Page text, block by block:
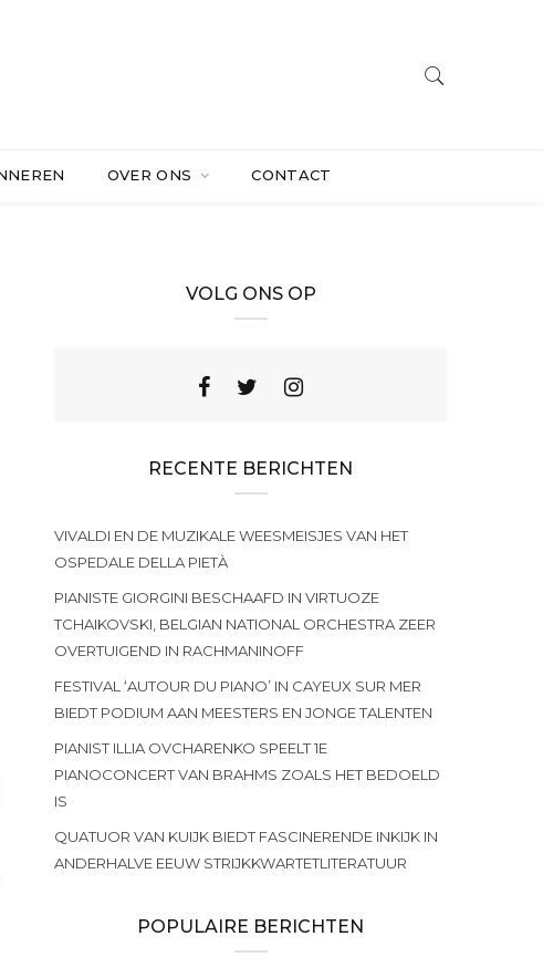
OVER ONS CONTACT
VOLG ONS OP
RECENTE BERICHTEN
VIVALDI EN DE MUZIKALE WEESMEISJES VAN HET
OSPEDALE DELLA PIETÀ
PIANISTE GIORGINI BESCHAAFD IN VIRTUOZE
TCHAIKOVSKI, BELGIAN NATIONAL ORCHESTRA ZEER
OVERTUIGEND IN RACHMANINOFF
FESTIVAL ‘AUTOUR DU PIANO’ IN CAYEUX SUR MER
BIEDT PODIUM AAN MEESTERS EN JONGE TALENTEN
PIANIST ILLIA OVCHARENKO SPEELT 1E
PIANOCONCERT VAN BRAHMS ZOALS HET BEDOELD
IS
QUATUOR VAN KUIJK BIEDT FASCINERENDE INKIJK IN
ANDERHALVE EEUW STRIJKKWARTETLITERATUUR
POPULAIRE BERICHTEN